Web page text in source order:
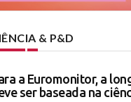
& P&D
a Euromonitor, a
ser baseada na